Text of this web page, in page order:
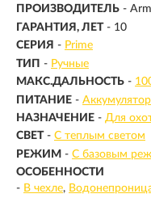
ПРОИЗВОДИТЕЛЬ -
ГАРАНТИЯ, ЛЕТ - 10
СЕРИЯ - Prime
ТИП - Ручные
МАКС.ДАЛЬНОСТЬ -
ПИТАНИЕ -
НАЗНАЧЕНИЕ - Для
СВЕТ - С теплым светом
РЕЖИМ - С базовым
ОСОБЕННОСТИ
- В чехле